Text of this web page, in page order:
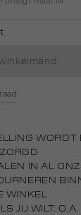
WORDT
IN AL
WINKEL
JIJ WILT: O.A.